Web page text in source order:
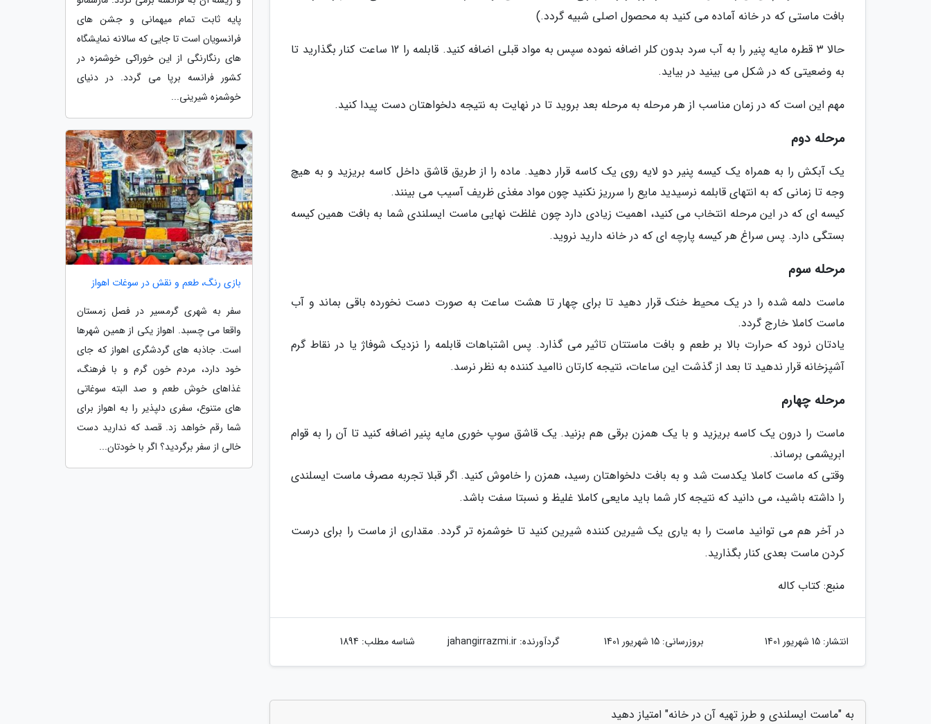
بافت ماستی که در خانه آماده می کنید به محصول اصلی شبیه گردد.)
حالا 3 قطره مایه پنیر را به آب سرد بدون کلر اضافه نموده سپس به مواد قبلی اضافه کنید. قابلمه را 12 ساعت کنار بگذارید تا
به وضعیتی که در شکل می بینید در بیاید.
مهم این است که در زمان مناسب از هر مرحله به مرحله بعد بروید تا در نهایت به نتیجه دلخواهتان دست پیدا کنید.
مرحله دوم
یک آبکش را به همراه یک کیسه پنیر دو لایه روی یک کاسه قرار دهید. ماده را از طریق قاشق داخل کاسه بریزید و به هیچ
وجه تا زمانی که به انتهای قابلمه نرسیدید مایع را سرریز نکنید چون مواد مغذی ظریف آسیب می بینند.
کیسه ای که در این مرحله انتخاب می کنید، اهمیت زیادی دارد چون غلظت نهایی ماست ایسلندی شما به بافت همین کیسه
بستگی دارد. پس سراغ هر کیسه پارچه ای که در خانه دارید نروید.
مرحله سوم
ماست دلمه شده را در یک محیط خنک قرار دهید تا برای چهار تا هشت ساعت به صورت دست نخورده باقی بماند و آب
ماست کاملا خارج گردد.
یادتان نرود که حرارت بالا بر طعم و بافت ماستتان تاثیر می گذارد. پس اشتباهات قابلمه را نزدیک شوفاژ یا در نقاط گرم
آشپزخانه قرار ندهید تا بعد از گذشت این ساعات، نتیجه کارتان ناامید کننده به نظر نرسد.
مرحله چهارم
ماست را درون یک کاسه بریزید و با یک همزن برقی هم بزنید. یک قاشق سوپ خوری مایه پنیر اضافه کنید تا آن را به قوام
ابریشمی برساند.
وقتی که ماست کاملا یکدست شد و به بافت دلخواهتان رسید، همزن را خاموش کنید. اگر قبلا تجربه مصرف ماست ایسلندی
را داشته باشید، می دانید که نتیجه کار شما باید مایعی کاملا غلیظ و نسبتا سفت باشد.
در آخر هم می توانید ماست را به یاری یک شیرین کننده شیرین کنید تا خوشمزه تر گردد. مقداری از ماست را برای درست
کردن ماست بعدی کنار بگذارید.
منبع: کتاب کاله
انتشار: 15 شهریور 1401 بروزرسانی: 15 شهریور 1401 گردآورنده:jahangirrazmi.ir شناسه مطلب: 1894
به "ماست ایسلندی و طرز تهیه آن در خانه" امتیاز دهید
پایه ثابت تمام میهمانی و جشن های
فرانسویان است تا جایی که سالانه نمایشگاه
های رنگارنگی از این خوراکی خوشمزه در
کشور فرانسه برپا می گردد. در دنیای
خوشمزه شیرینی...
بازی رنگ، طعم و نقش در سوغات اهواز
سفر به شهری گرمسیر در فصل زمستان
واقعا می چسبد. اهواز یکی از همین شهرها
است. جاذبه های گردشگری اهواز که جای
خود دارد، مردم خون گرم و با فرهنگ،
غذاهای خوش طعم و صد البته سوغاتی
های متنوع، سفری دلپذیر را به اهواز برای
شما رقم خواهد زد. قصد که ندارید دست
خالی از سفر برگردید؟ اگر با خودتان...